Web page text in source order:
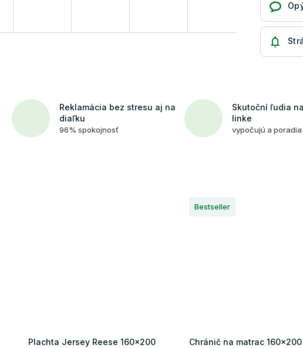
Reklamácia bez stresu aj na
diaľku
96% spokojnosť
Skutoční ľudia
linke
vypočujú a poradia
Plachta Jersey Reese 160x200
Bestseller
Chránič na matrac 160x200